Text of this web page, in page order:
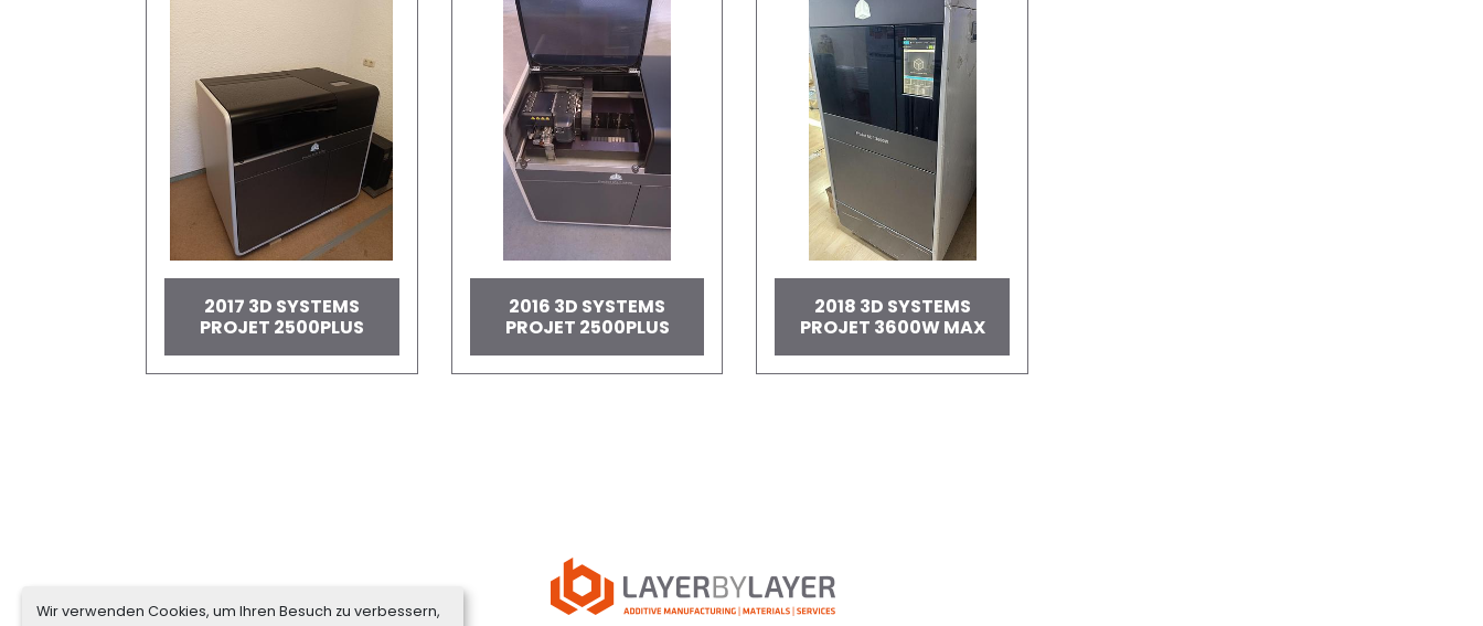
Wir verwenden Cookies, um Ihren Besuch zu verbessern,
2017 3D SYSTEMS
PROJET 2500PLUS
2016 3D SYSTEMS
PROJET 2500PLUS
2018 3D SYSTEMS
PROJET 3600W MAX